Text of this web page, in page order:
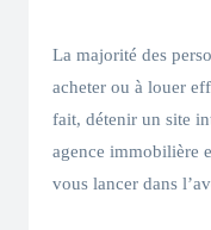
La majorité des
acheter ou à louer
fait, détenir un site
agence immobilière
vous lancer dans